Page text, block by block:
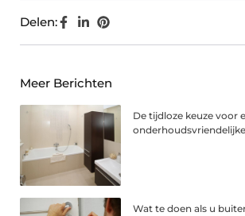
Delen:
Meer Berichten
De tijdloze keuze voor
Wat te doen als u